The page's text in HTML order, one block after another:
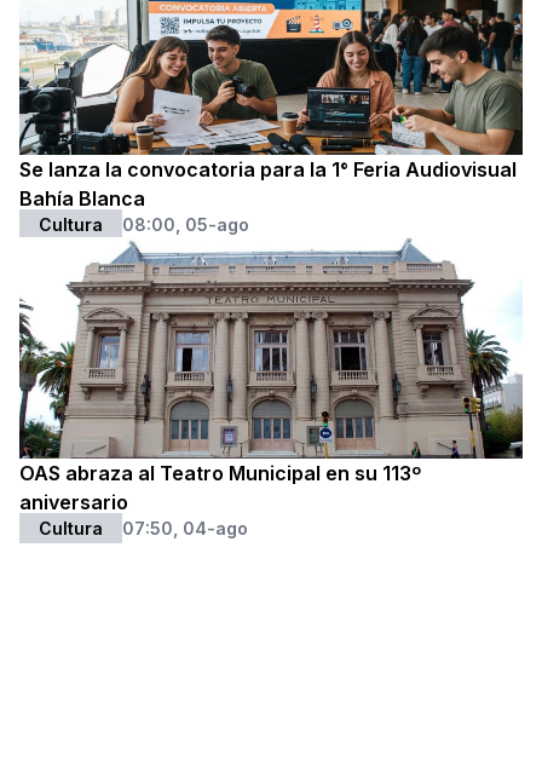
Se lanza la convocatoria para la 1° Feria Audiovisual
Bahía Blanca
Cultura 08:00, 05-ago
OAS abraza al Teatro Municipal en su 113º
aniversario
Cultura 07:50, 04-ago